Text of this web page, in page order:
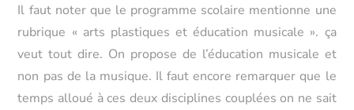
Il faut noter que le programme scolaire mentionne une
rubrique « arts plastiques et éducation musicale ». ça
veut tout dire. On propose de l’éducation musicale et
non pas de la musique. Il faut encore remarquer que le
temps alloué à ces deux disciplines couplées on ne sait